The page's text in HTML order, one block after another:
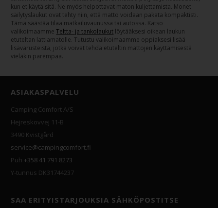
kun et käytä sitä. Ne myös helpottavat maton kuljettamista. Monet
säilytyslaukut ovat tehty niin, että matto voidaan pakata kompaktisti.
Tämä säästää tilaa matkailuvaunussa tai autossa. Katso
valikoimaammeTeltta- ja tankolaukut löytääksesi oikean laukun
etuteltan lattiamatolle. Tutustu valikoimaamme oppiaksesi lisää
lisävarusteista, jotka voivat tehdä etuteltin mattojen käyttämisestä
vieläkin parempaa.
ASIAKASPALVELU
Camping Comfort A/S
Hejreskovvej 11-B
3490 Kvistgård
service@campingcomfort.fi
Puh+358 41 791 8273
Y-tunnus DK31744237
SAA ERITYISTARJOUKSIA SÄHKÖPOSTITSE